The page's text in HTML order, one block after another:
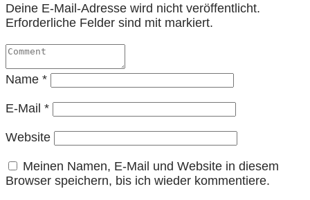
Deine E-Mail-Adresse wird nicht veröffentlicht.
Erforderliche Felder sind mit markiert.
Name *
E-Mail *
Website
Meinen Namen, E-Mail und Website in diesem
Browser speichern, bis ich wieder kommentiere.